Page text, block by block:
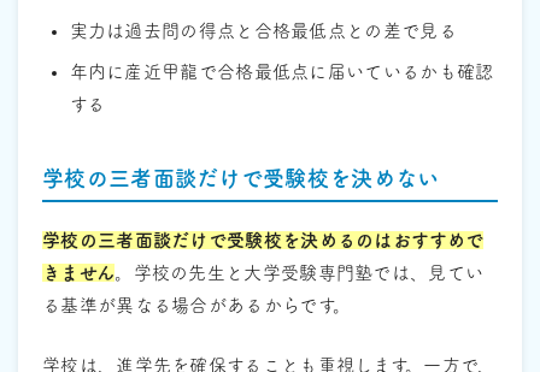
実力は過去問の得点と合格最低点との差で見る
年内に産近甲龍で合格最低点に届いているかも確認
する
学校の三者面談だけで受験校を決めない
学校の三者面談だけで受験校を決めるのはおすすめで
きません。学校の先生と大学受験専門塾では、見てい
る基準が異なる場合があるからです。
学校は、進学先を確保することも重視します。一方で、